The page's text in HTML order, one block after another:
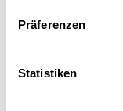
Präferenzen
Statistiken
Printabl
intelligentem